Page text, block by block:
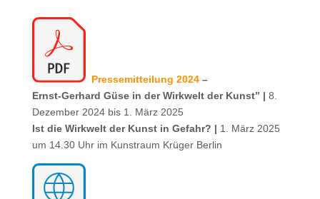
Pressemitteilung 2024–
Ernst-Gerhard Güse in der Wirkwelt der Kunst” | 8.
Dezember 2024 bis 1. März 2025
Ist die Wirkwelt der Kunst in Gefahr? | 1. März 2025
um 14.30 Uhr im Kunstraum Krüger Berlin